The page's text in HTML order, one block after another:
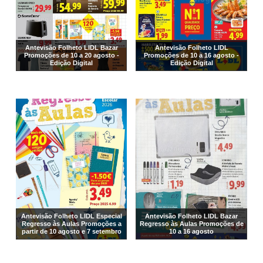
Antevisão Folheto LIDL Bazar
Promoções de 10 a 20 agosto -
Edição Digital
Antevisão Folheto LIDL
Promoções de 10 a 16 agosto -
Edição Digital
Antevisão Folheto LIDL Especial
Regresso às Aulas Promoções a
partir de 10 agosto e 7 setembro
Antevisão Folheto LIDL Bazar
Regresso às Aulas Promoções de
10 a 16 agosto